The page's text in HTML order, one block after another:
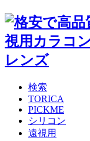
検索
TORICA
PICKME
シリコン
遠視用